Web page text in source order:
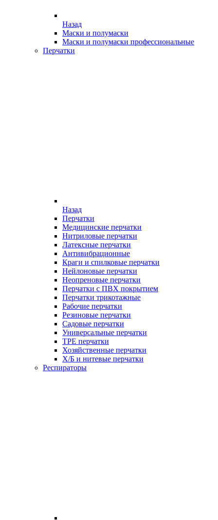
Назад
Маски и полумаски
Маски и полумаски профессиональные
Перчатки
Назад
Перчатки
Медицинские перчатки
Нитриловые перчатки
Латексные перчатки
Антивибрационные
Краги и спилковые перчатки
Нейлоновые перчатки
Неопреновые перчатки
Перчатки с ПВХ покрытием
Перчатки трикотажные
Рабочие перчатки
Резиновые перчатки
Садовые перчатки
Универсальные перчатки
TPE перчатки
Хозяйственные перчатки
Х/Б и нитевые перчатки
Респираторы